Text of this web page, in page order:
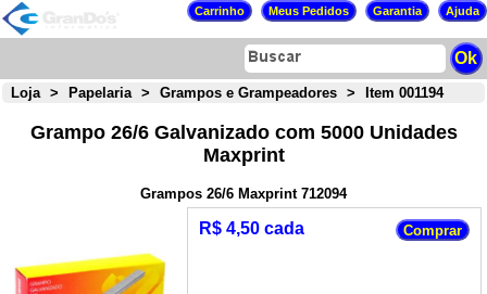
Loja > Papelaria > Grampos e Grampeadores > Item 001194
Grampo 26/6 Galvanizado com 5000 Unidades
Maxprint
Grampos 26/6 Maxprint 712094
R$ 4,50 cada